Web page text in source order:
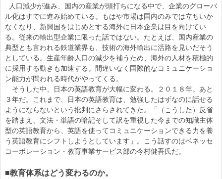
人口減少が進み、国内の産業が頭打ちになる中で、企業のグローバ
ル化はすでに進み始めている。もはや市場は国内のみでは立ちいか
なくなり、新興国をはじめとする海外に日本企業は目を向けてい
る。従来の輸出型企業に限った話ではない。たとえば、国内産業の
典型とも言われる鉄道業界も、技術の海外輸出に活路を見いだそう
としている。生産年齢人口の減少を補うため、海外の人材を積極的
に採用する動きも加速する。間違いなく国際的なコミュニケーショ
ン能力が問われる時代がやってくる。
そうした中、日本の英語教育が大幅に変わる。２０１８年。あと
３年だ。これまで、日本の英語教育は、勉強したはずなのに話せる
ようにならないという批判にさらされてきた。「（こうした）反省
を踏まえ、文法・単語の暗記そして訳を重視した今までの知識主体
型の英語教育から、英語を使ってコミュニケーションできる力を養
う英語教育にシフトしようとしています」。こう話すのはベネッセ
コーポレーション・教育事業サービス部の今村健吾氏だ。
■教育体系はどう変わるのか。